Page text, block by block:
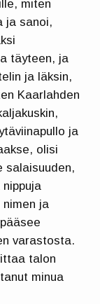
miten
ja sanoi,
täyteen, ja
ja läksin,
Kaarlahden
ja
olisi
salaisuuden,
nimen ja
varastosta.
talon
minua